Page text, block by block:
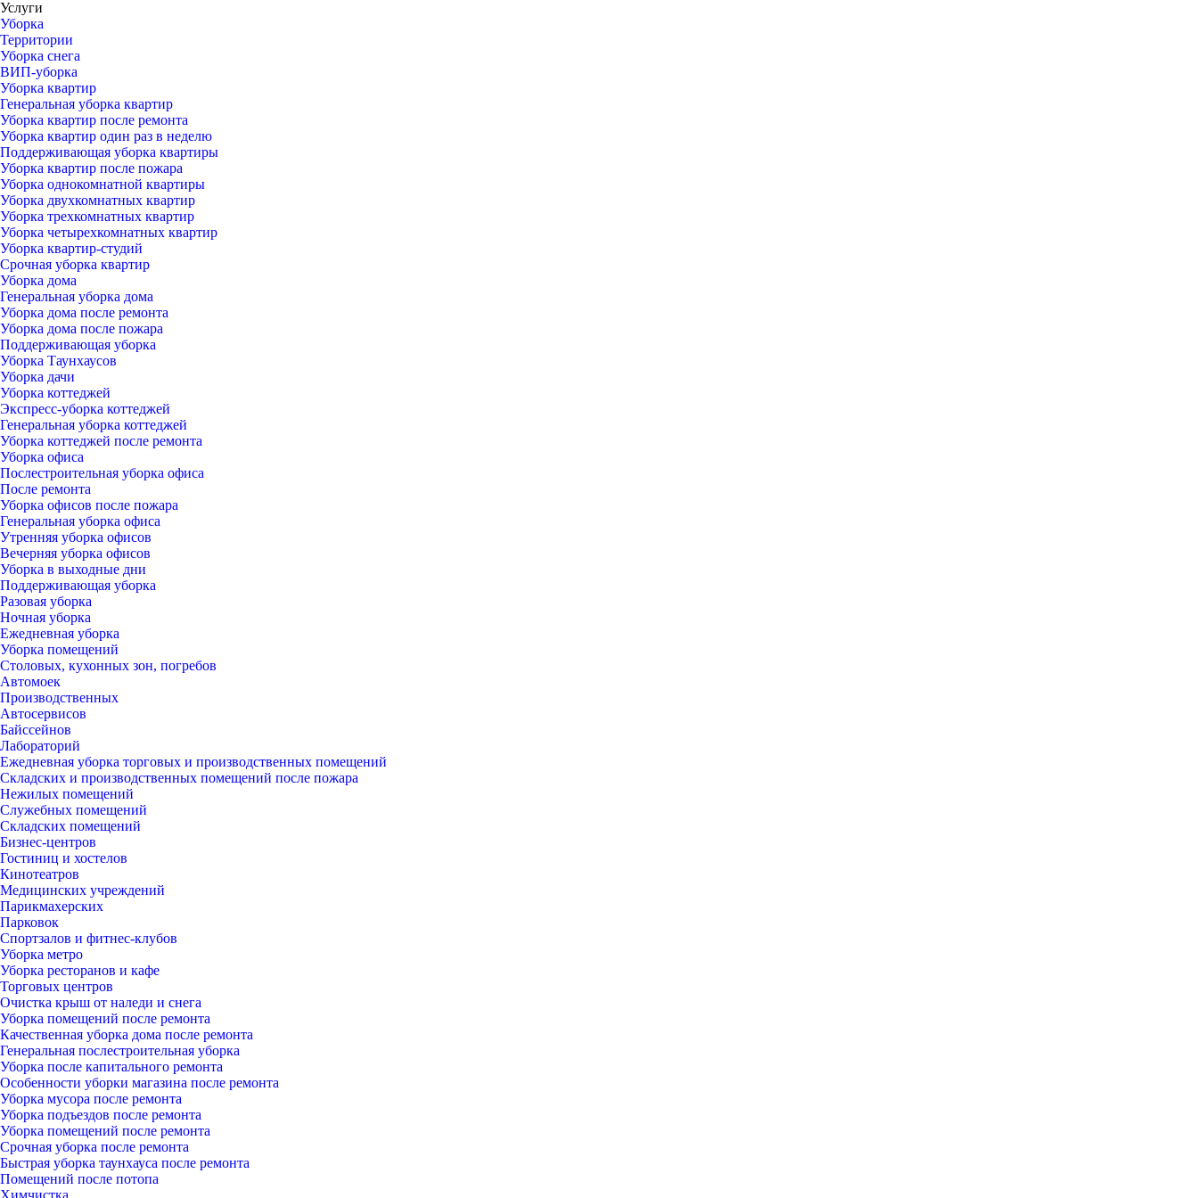
Услуги
Уборка
Территории
Уборка снега
ВИП-уборка
Уборка квартир
Генеральная уборка квартир
Уборка квартир после ремонта
Уборка квартир один раз в неделю
Поддерживающая уборка квартиры
Уборка квартир после пожара
Уборка однокомнатной квартиры
Уборка двухкомнатных квартир
Уборка трехкомнатных квартир
Уборка четырехкомнатных квартир
Уборка квартир-студий
Срочная уборка квартир
Уборка дома
Генеральная уборка дома
Уборка дома после ремонта
Уборка дома после пожара
Поддерживающая уборка
Уборка Таунхаусов
Уборка дачи
Уборка коттеджей
Экспресс-уборка коттеджей
Генеральная уборка коттеджей
Уборка коттеджей после ремонта
Уборка офиса
Послестроительная уборка офиса
После ремонта
Уборка офисов после пожара
Генеральная уборка офиса
Утренняя уборка офисов
Вечерняя уборка офисов
Уборка в выходные дни
Поддерживающая уборка
Разовая уборка
Ночная уборка
Ежедневная уборка
Уборка помещений
Столовых, кухонных зон, погребов
Автомоек
Производственных
Автосервисов
Байссейнов
Лабораторий
Ежедневная уборка торговых и производственных помещений
Складских и производственных помещений после пожара
Нежилых помещений
Служебных помещений
Складских помещений
Бизнес-центров
Гостиниц и хостелов
Кинотеатров
Медицинских учреждений
Парикмахерских
Парковок
Спортзалов и фитнес-клубов
Уборка метро
Уборка ресторанов и кафе
Торговых центров
Очистка крыш от наледи и снега
Уборка помещений после ремонта
Качественная уборка дома после ремонта
Генеральная послестроительная уборка
Уборка после капитального ремонта
Особенности уборки магазина после ремонта
Уборка мусора после ремонта
Уборка подъездов после ремонта
Уборка помещений после ремонта
Срочная уборка после ремонта
Быстрая уборка таунхауса после ремонта
Помещений после потопа
Химчистка